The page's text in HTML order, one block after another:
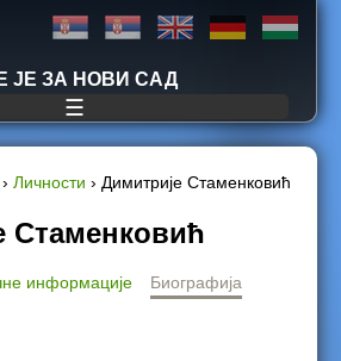
Jump to navigation
ЈЕ ЗА НОВИ САД
☰
› Личности › Димитрије Стаменковић
Стаменковић
информације
Биографија